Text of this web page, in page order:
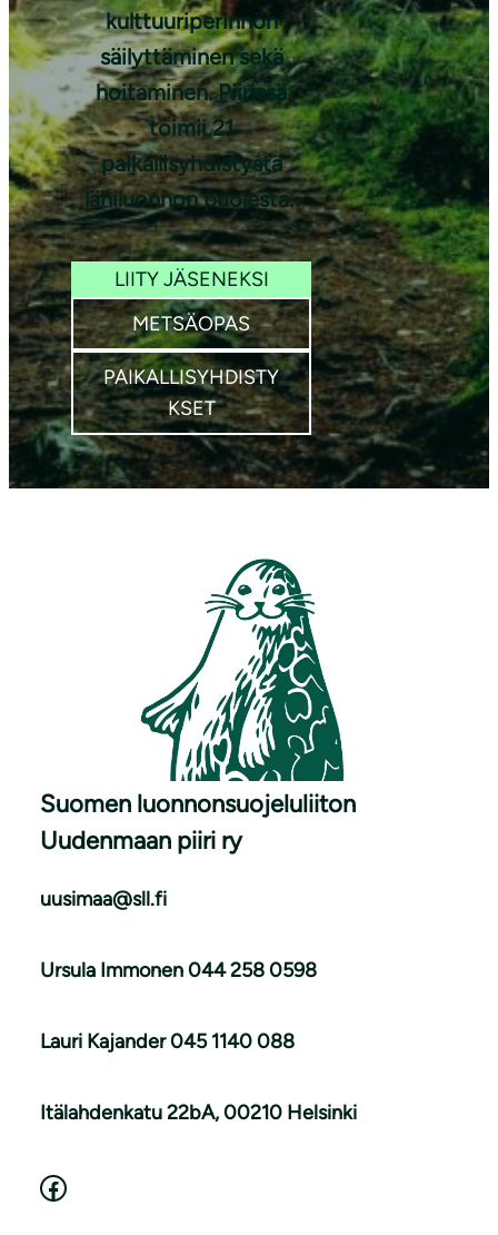
kulttuuriperinnön
säilyttäminen sekä
hoitaminen. Piirissä
toimii 21
paikallisyhdistystä
lähiluonnon puolesta.
LIITY JÄSENEKSI
METSÄOPAS
PAIKALLISYHDISTY
KSET
Itäkylä
Suomen luonnonsuojeluliiton
Uudenmaan piiri ry
uusimaa@sll.fi
Ursula Immonen 044 258 0598
Lauri Kajander045 1140 088
Itälahdenkatu 22bA, 00210 Helsinki
Facebook